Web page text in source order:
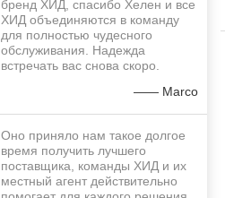
бренд ХИД, спасибо Хелен и все
ХИД объединяются в команду
для полностью чудесного
обслуживания. Надежда
встречать вас снова скоро.
—— Marco
Оно приняло нам такое долгое
время получить лучшего
поставщика, команды ХИД и их
местный агент действительно